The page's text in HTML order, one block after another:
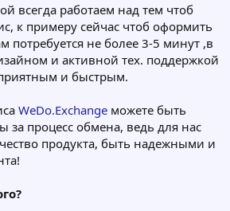
всегда работаем над тем чтоб
к примеру сейчас чтоб оформить
потребуется не болeе 3-5 минут ,в
и активной тех. поддержкой
и быстрым.
WeDo.Exchange можете быть
за процесс обмена, ведь для нас
продукта, быть надежными и